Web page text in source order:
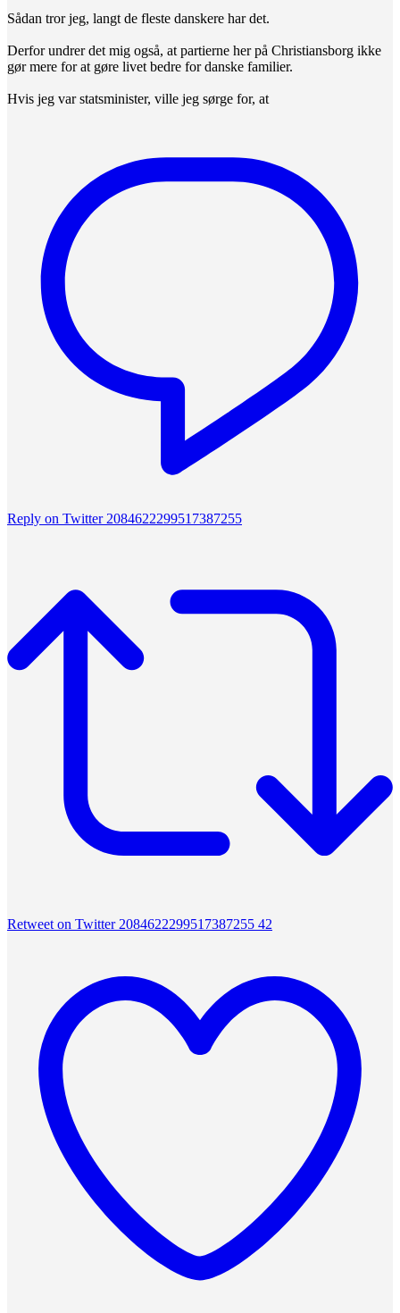
Sådan tror jeg, langt de fleste danskere har det.
Derfor undrer det mig også, at partierne her på Christiansborg ikke
gør mere for at gøre livet bedre for danske familier.
Hvis jeg var statsminister, ville jeg sørge for, at
Reply on Twitter 2084622299517387255
Retweet on Twitter 2084622299517387255 42